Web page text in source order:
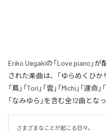
Eriko Uegakiの「Love piano」
された楽曲は、「ゆらめくひかり
「蔦」「Tori」「雲」「Michi」「運
「なみゆら」を含む全12曲とな
さまざまなことが起こる日々。